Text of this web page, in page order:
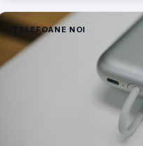
TELEFOANE NOI